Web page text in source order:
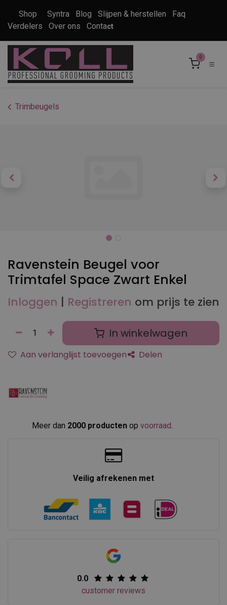
Shop Syntra Blog Slijpen & herstellen
Faq
Verdelers
Over ons Contact
0
Trimbeugels
Ravenstein Beugel voor
Trimtafel Space Zwart Enkel
Inloggen Registreren om prijs te zien
In winkelwagen
Aan verlanglijst toevoegen Delen
Meer dan 2000 producten op voorraad.​
Veilig afrekenen met
0.0
customer reviews